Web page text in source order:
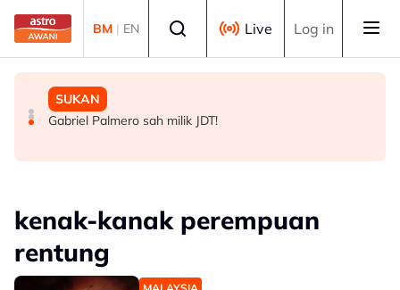
Skip to main content
BM | EN Live Log in
DUNIA
Korea Selatan: Kes penyakit berkaitan haba meningkat
MALAYSIA
TMJ terima menghadap pemilik bersama Chelsea FC
SUKAN
Gabriel Palmero sah milik JDT!
kenak-kanak perempuan
rentung